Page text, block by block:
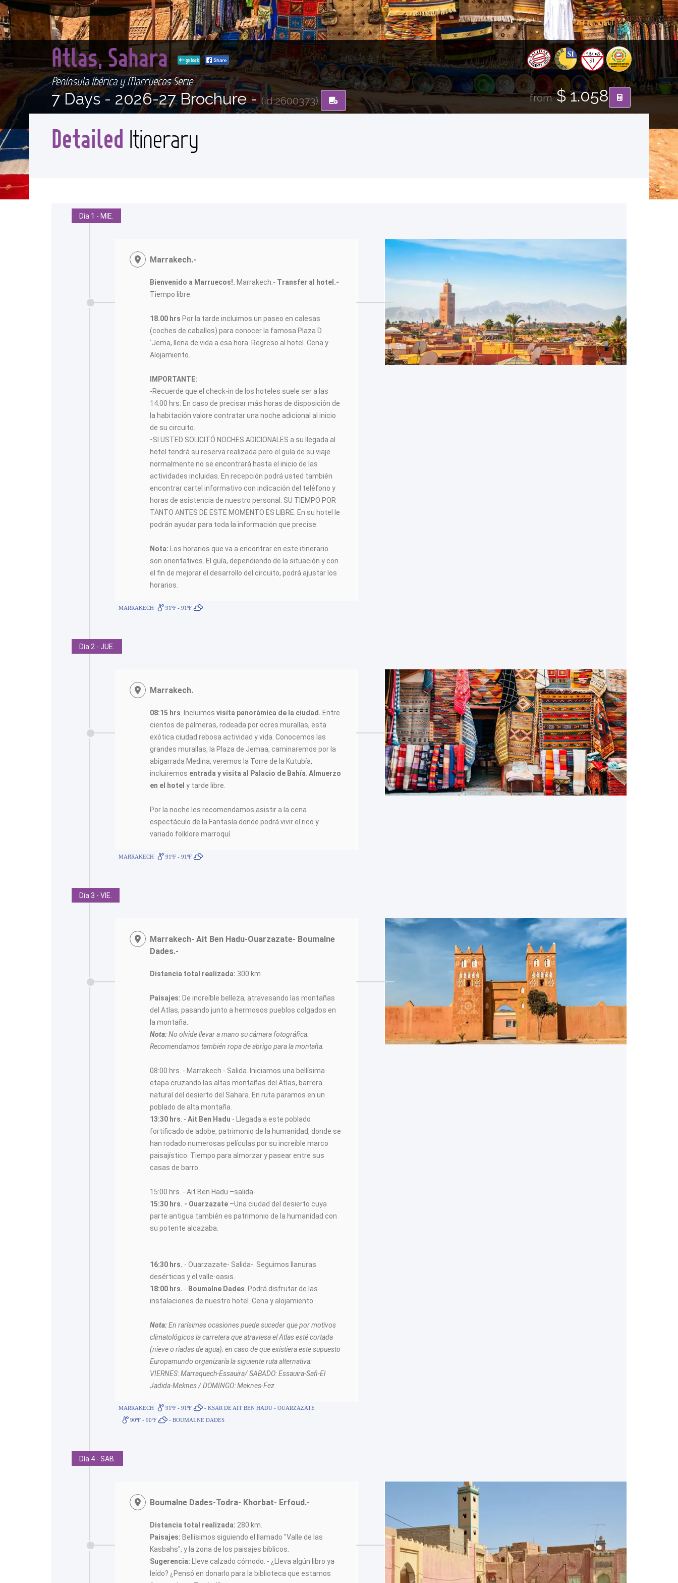
Atlas, Sahara go back
Península Ibérica y Marruecos Serie
7 Days - 2026-27 Brochure -(id:2600373) from$ 1.058
Detailed Itinerary
Día 1 - MIE.
Marrakech.-
Bienvenido a Marruecos!. Marrakech.- Transfer al hotel.-
Tiempo libre.
18.00 hrs Por la tarde incluimos un paseo en calesas
(coches de caballos) para conocer la famosa Plaza D
´Jema, llena de vida a esa hora. Regreso al hotel. Cena y
Alojamiento.
IMPORTANTE:
-Recuerde que el check-in de los hoteles suele ser a las
14.00 hrs. En caso de precisar más horas de disposición de
la habitación valore contratar una noche adicional al inicio
de su circuito.
-SI USTED SOLICITÓ NOCHES ADICIONALES a su llegada al
hotel tendrá su reserva realizada pero el guía de su viaje
normalmente no se encontrará hasta el inicio de las
actividades incluidas. En recepción podrá usted también
encontrar cartel informativo con indicación del teléfono y
horas de asistencia de nuestro personal. SU TIEMPO POR
TANTO ANTES DE ESTE MOMENTO ES LIBRE. En su hotel le
podrán ayudar para toda la información que precise.
Nota: Los horarios que va a encontrar en este itinerario
son orientativos. El guía, dependiendo de la situación y con
el fin de mejorar el desarrollo del circuito, podrá ajustar los
horarios.
MARRAKECH 91ºF - 91ºF
Día 2 - JUE.
Marrakech.
08:15 hrs . Incluimosvisita panorámica de la ciudad. Entre
cientos de palmeras, rodeada por ocres murallas, esta
exótica ciudad rebosa actividad y vida. Conocemos las
grandes murallas, la Plaza de Jemaa, caminaremos por la
abigarrada Medina, veremos la Torre de la Kutubía,
incluiremos entrada y visita al Palacio de Bahía Almuerzo
en el hotely tarde libre.
Por la noche les recomendamos asistir a la cena
espectáculo de la Fantasía donde podrá vivir el rico y
variado folklore marroquí.
MARRAKECH 91ºF - 91ºF
Día 3 - VIE.
Marrakech- Ait Ben Hadu-Ouarzazate- Boumalne
Dades.-
Distancia total realizada: 300 km.
Paisajes: De increíble belleza, atravesando las montañas
del Atlas, pasando junto a hermosos pueblos colgados en
la montaña.
Nota:No olvide llevar a mano su cámara fotográfica.
Recomendamos también ropa de abrigo para la montaña.
08:00 hrs. - Marrakech - Salida. Iniciamos una bellísima
etapa cruzando las altas montañas del Atlas, barrera
natural del desierto del Sahara. En ruta paramos en un
poblado de alta montaña.
13:30 hrs . -Ait Ben Hadu - Llegada a este poblado
fortificado de adobe, patrimonio de la humanidad, donde se
han rodado numerosas películas por su increíble marco
paisajístico. Tiempo para almorzar y pasear entre sus
casas de barro.
15:00 hrs. - Ait Ben Hadu –salida-
15:30 hrs. - Ouarzazate –Una ciudad del desierto cuya
parte antigua también es patrimonio de la humanidad con
su potente alcazaba.
16:30 hrs. - Ouarzazate- Salida-. Seguimos llanuras
desérticas y el valle-oasis.
18:00 hrs. - Boumalne Dades . Podrá disfrutar de las
instalaciones de nuestro hotel. Cena y alojamiento.
Nota:En rarísimas ocasiones puede suceder que por motivos
climatológicos la carretera que atraviesa el Atlas esté cortada
(nieve o riadas de agua); en caso de que existiera este supuesto
Europamundo organizaría la siguiente ruta alternativa:
VIERNES: Marraquech-Essauira/ SABADO: Essauira-Safi-El
Jadida-Meknes / DOMINGO: Meknes-Fez.
MARRAKECH 91ºF - 91ºF
- KSAR DE AIT BEN HADU - OUARZAZATE
90ºF - 90ºF
- BOUMALNE DADES
Día 4 - SAB.
Boumalne Dades-Todra- Khorbat- Erfoud.-
Distancia total realizada: 280 km.
Paisajes: Bellísimos siguiendo el llamado "Valle de las
Kasbahs", y la zona de los paisajes bíblicos.
Sugerencia:
Lleve calzado cómodo. - ¿Lleva algún libro ya
leído? ¿Pensó en donarlo para la biblioteca que estamos